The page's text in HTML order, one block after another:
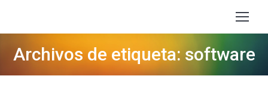
Archivos de etiqueta: software
Estás aquí: